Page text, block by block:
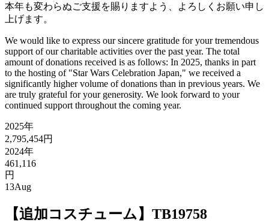
本年も変わらぬご支援を賜りますよう、よろしくお願い申し
上げます。
We would like to express our sincere gratitude for your tremendous
support of our charitable activities over the past year. The total
amount of donations received is as follows: In 2025, thanks in part
to the hosting of "Star Wars Celebration Japan," we received a
significantly higher volume of donations than in previous years. We
are truly grateful for your generosity. We look forward to your
continued support throughout the coming year.
2025年
2,795,454円
2024年
461,116
円
13Aug
【追加コスチューム】TB19758